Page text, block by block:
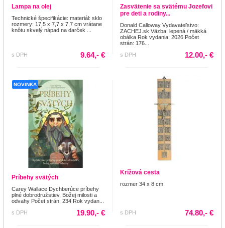
Lampa na olej
Technické špecifikácie: materiál: sklo
rozmery: 17,5 x 7,7 x 7,7 cm vrátane
knôtu skvelý nápad na darček ...
s DPH 9.64,- €
Zasvätenie sa svätému Jozefovi
pre deti a rodiny...
Donald Calloway Vydavateľstvo:
ZACHEJ.sk Väzba: lepená / mäkká
obálka Rok vydania: 2026 Počet
strán: 176...
s DPH
12.00,- €
NOVINKA
Príbehy svätých
Carey Wallace Dychberúce príbehy
plné dobrodružstiev, Božej milosti a
odvahy Počet strán: 234 Rok vydan...
s DPH
19.90,- €
Krížová cesta
rozmer 34 x 8 cm
s DPH 74.80,- €